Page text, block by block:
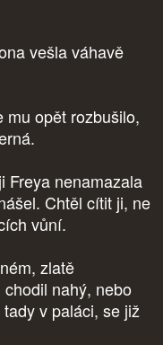
vešla váhavě
mu opět rozbušilo,
Freya nenamazala
Chtěl cítit ji, ne
vůní.
zlatě
nahý, nebo
v paláci, se již